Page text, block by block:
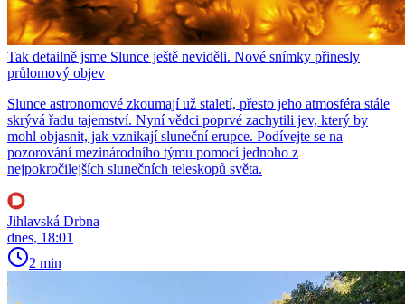
Tak detailně jsme Slunce ještě neviděli. Nové snímky přinesly
průlomový objev
Slunce astronomové zkoumají už staletí, přesto jeho atmosféra stále
skrývá řadu tajemství. Nyní vědci poprvé zachytili jev, který by
mohl objasnit, jak vznikají sluneční erupce. Podívejte se na
pozorování mezinárodního týmu pomocí jednoho z
nejpokročilejších slunečních teleskopů světa.
Jihlavská Drbna
dnes, 18:01
2 min